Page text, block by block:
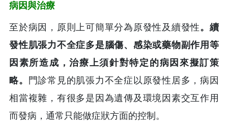
病因與治療
至於病因，原則上可簡單分為原發性及續發性。續
發性肌張力不全症多是腦傷、感染或藥物副作用等
因素所造成，治療上須針對特定的病因來擬訂策
略。
門診常見的肌張力不全症以原發性居多，病因
相當複雜，有很多是因為遺傳及環境因素交互作用
而發病，通常只能做症狀方面的控制。